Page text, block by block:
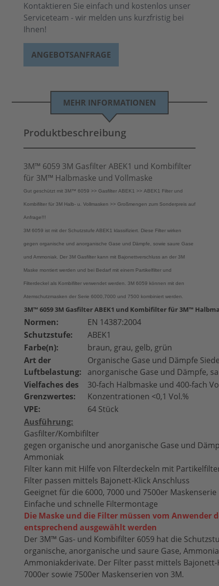
Kontaktieren Sie einfach und kostenlos unser
Serviceteam - wir melden uns kurzfristig bei
Ihnen!
ANGEBOTSANFRAGE
MEHR INFORMATIONEN
Produktbeschreibung
3M™ 6059 3M Gasfilter ABEK1 und Kombifilter
für 3M™ Halbmaske und Vollmaske
Gut geschützt mit 3M™ 6059 >> Gasfilter ABEK1 >> ABEK1 Filter und
Kombifilter für 3M Halb- u. Vollmasken >> Großmengen zum Sonderpreis auf
Anfrage!!!
3M 6059 ist mit der Schutzstufe ABEK1 klassifiziert. Diese Filter wirken
gegen organische und anorganische Gase und Dämpfe, sowie saure Gase
und Ammoniak. Der 3M Gasfilter kann mit Bajonettverschluss an der 3M
Maske montiert werden und bei Bedarf mit einem Partikelfilter und
Filterdeckel als Kombifilter verwendet werden. 3M 6059 können mit den
Atemschutzmasken der Serie 6000,7000 und 7500 kombiniert werden.
3M™ 6059 3M Gasfilter ABEK1 und Kombifilter für 3M™
Normen:
EN 14387:2004
Schutzstufe:
ABEK1
Farbe(n):
braun, grau, gelb, grün
Art der
Luftbelastung:
Organische Gase und Dämpfe
anorganische Gase und Dämpfe,
Vielfaches des
Grenzwertes:
30-fach Halbmaske und 400-fach
Konzentrationen <0,1 Vol.%
VPE:
64 Stück
Ausführung:
Gasfilter/Kombifilter
gegen organische und anorganische Gase und
Ammoniak
Filter kann mit Hilfe von Filterdeckeln mit
Filter passen mittels Bajonett-Klick Anschluss
Geeignet für die 6000, 7000 und 7500er Maskenserie
Einfache und schnelle Filtermontage
Die Maske und die Filter müssen vom Anwender
entsprechend ausgewählt werden
Der 3M™ Gas- und Kombifilter 6059 hat die
organische, anorganische und saure Gase,
Ammoniakderivate. Der Filter passt mittels Bajonett-
7000er sowie 7500er Maskenserien von 3M.